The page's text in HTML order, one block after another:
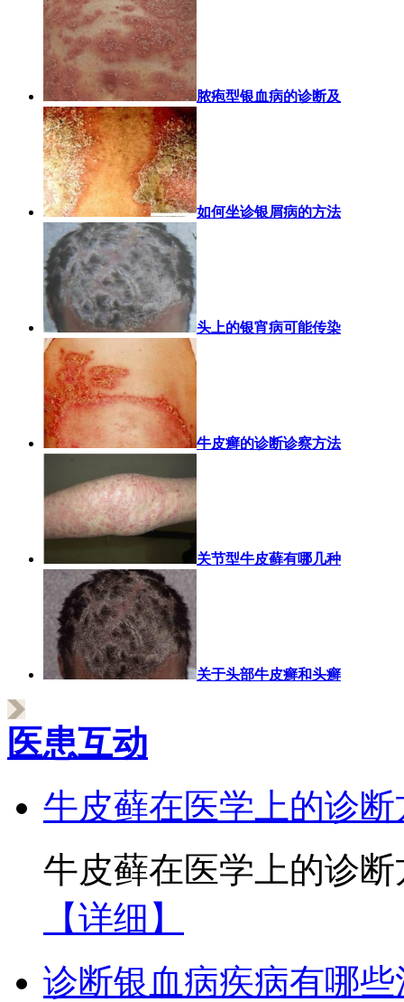
脓疱型银血病的诊断及
如何坐诊银屑病的方法
头上的银宵病可能传染
牛皮癣的诊断诊察方法
关节型牛皮藓有哪几种
关于头部牛皮癣和头癣
医患互动
牛皮藓在医学上的诊断
牛皮藓在医学上的诊
【详细】
诊断银血病疾病有哪